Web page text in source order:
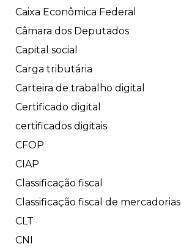
Caixa Econômica Federal
Câmara dos Deputados
Capital social
Carga tributária
Carteira de trabalho digital
Certificado digital
certificados digitais
CFOP
CIAP
Classificação fiscal
Classificação fiscal de mercadorias
CLT
CNI